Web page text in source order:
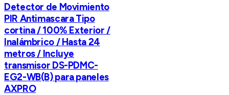
Detector de Movimiento
PIR Antimascara Tipo
cortina / 100% Exterior /
Inalámbrico / Hasta 24
metros / Incluye
transmisor DS-PDMC-
EG2-WB(B) para paneles
AXPRO